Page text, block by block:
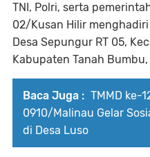
TNI, Polri, serta
02/Kusan Hilir
Desa Sepungur RT 05,
Kabupaten Tanah
Baca Juga : TMMD ke-
0910/Malinau Gelar
di Desa Luso